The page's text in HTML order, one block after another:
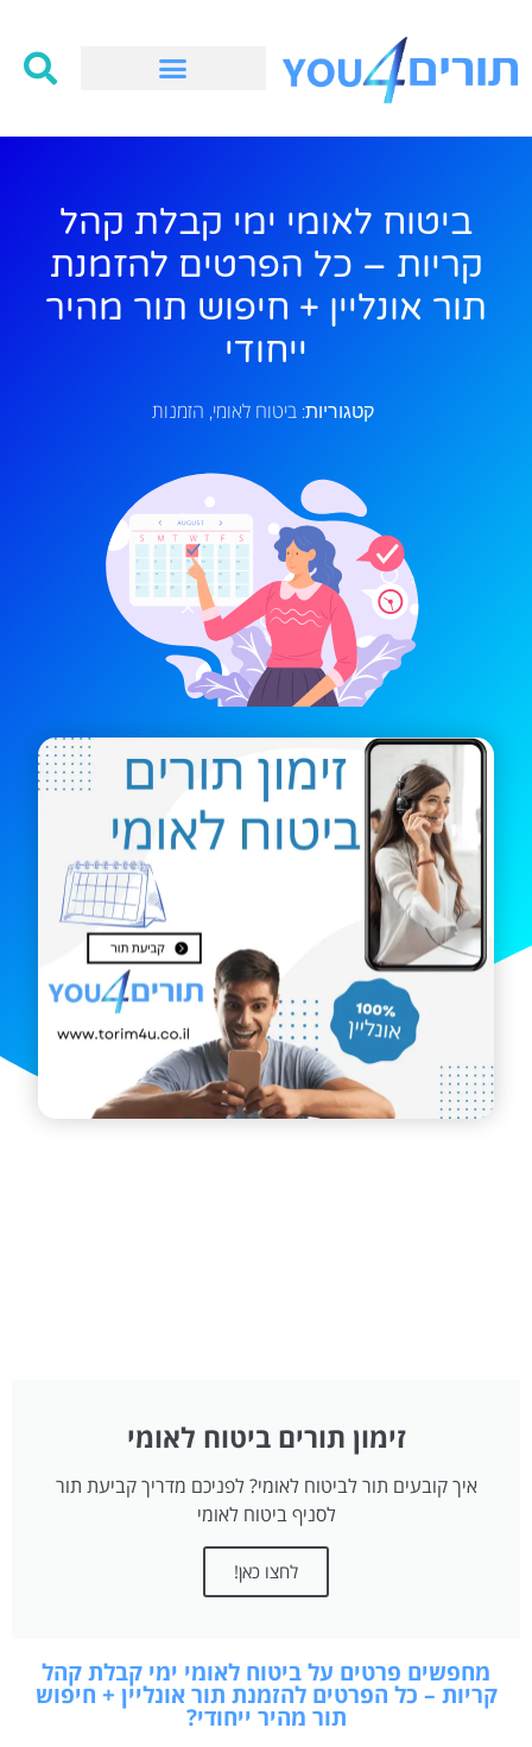
ביטוח לאומי ימי קבלת קהל
קריות – כל הפרטים להזמנת
תור אונליין + חיפוש תור מהיר
ייחודי
קטגוריות: ביטוח לאומי, הזמנות
זימון תורים ביטוח לאומי
איך קובעים תור לביטוח לאומי? לפניכם מדריך קביעת תור
לסניף ביטוח לאומי
לחצו כאן!
מחפשים פרטים על ביטוח לאומי ימי קבלת קהל
קריות – כל הפרטים להזמנת תור אונליין + חיפוש
תור מהיר ייחודי?